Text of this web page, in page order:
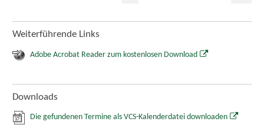
Weiterführende Links
Adobe Acrobat Reader zum kostenlosen Download
Downloads
Die gefundenen Termine als VCS-Kalenderdatei downloaden